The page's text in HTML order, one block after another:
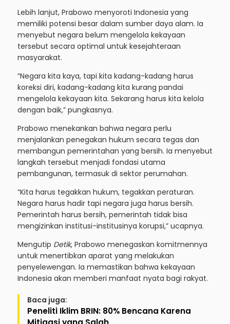
Lebih lanjut, Prabowo menyoroti Indonesia yang
memiliki potensi besar dalam sumber daya alam. Ia
menyebut negara belum mengelola kekayaan
tersebut secara optimal untuk kesejahteraan
masyarakat.
“Negara kita kaya, tapi kita kadang-kadang harus
koreksi diri, kadang-kadang kita kurang pandai
mengelola kekayaan kita. Sekarang harus kita kelola
dengan baik,” pungkasnya.
Prabowo menekankan bahwa negara perlu
menjalankan penegakan hukum secara tegas dan
membangun pemerintahan yang bersih. Ia menyebut
langkah tersebut menjadi fondasi utama
pembangunan, termasuk di sektor perumahan.
“Kita harus tegakkan hukum, tegakkan peraturan.
Negara harus hadir tapi negara juga harus bersih.
Pemerintah harus bersih, pemerintah tidak bisa
mengizinkan institusi-institusinya korupsi,” ucapnya.
Mengutip Detik, Prabowo menegaskan komitmennya
untuk menertibkan aparat yang melakukan
penyelewengan. Ia memastikan bahwa kekayaan
Indonesia akan memberi manfaat nyata bagi rakyat.
Baca juga:
Peneliti Iklim BRIN: 80% Bencana Karena